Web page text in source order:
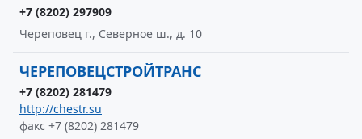
+7 (8202) 297909
Череповец г., Северное ш., д. 10
ЧЕРЕПОВЕЦСТРОЙТРАНС
+7 (8202) 281479
http://chestr.su
факс +7 (8202) 281479